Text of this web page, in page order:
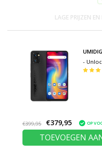
LAGE PRIJZEN
-
Opslag
€399,95 €379,95 OP
TOEVOEGEN